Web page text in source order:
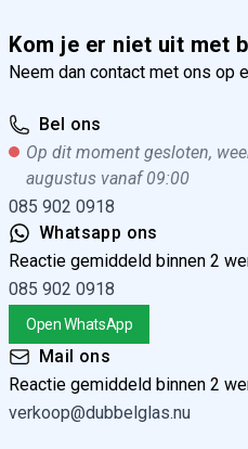
Kom je er niet uit met
Neem dan contact met ons op
Bel ons
Op dit moment gesloten,
augustus vanaf 09:00
085 902 0918
Whatsapp ons
Reactie gemiddeld binnen 2
085 902 0918
Open WhatsApp
Mail ons
Reactie gemiddeld binnen 2
verkoop@dubbelglas.nu